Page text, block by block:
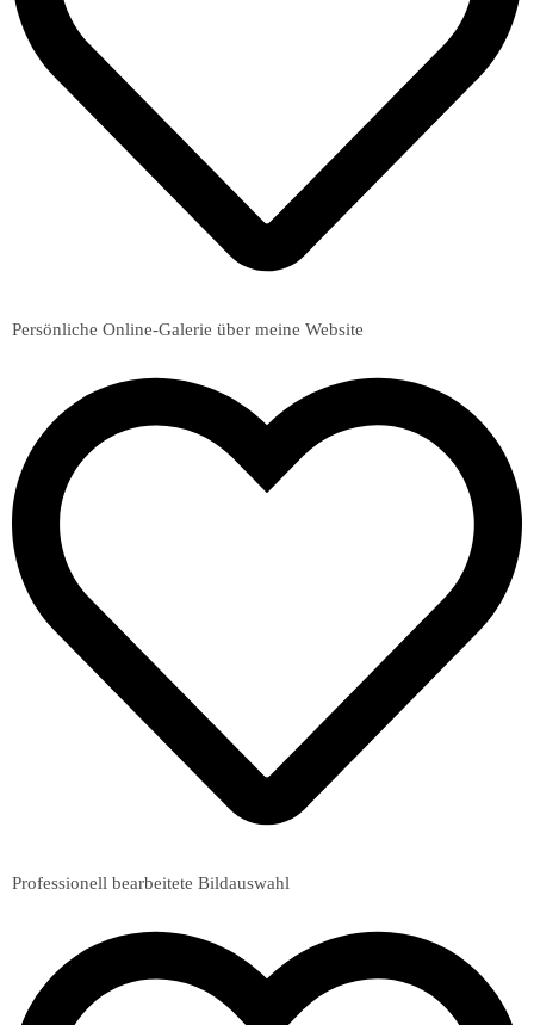
Persönliche Online-Galerie über meine Website
Professionell bearbeitete Bildauswahl